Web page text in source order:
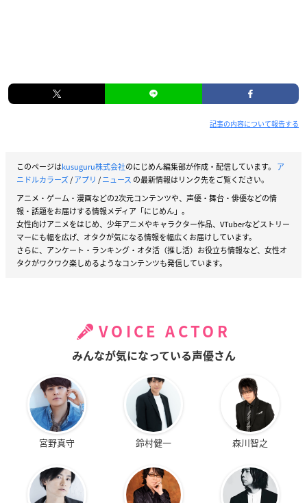
記事の内容について報告する
このページはkusuguru株式会社のにじめん編集部が作成・配信しています。 ア
ニドルカラーズ/アプリ /ニュース の最新情報はリンク先をご覧ください。
アニメ・ゲーム・漫画などの2次元コンテンツや、声優・舞台・俳優などの情
報・話題をお届けする情報メディア「にじめん」。
女性向けアニメをはじめ、少年アニメやキャラクター作品、VTuberなどストリー
マーにも幅を広げ、オタクが気になる情報を幅広くお届けしています。
さらに、アンケート・ランキング・オタ活（推し活）お役立ち情報など、女性オ
タクがワクワク楽しめるようなコンテンツも発信しています。
VOICE ACTOR
みんなが気になっている声優さん
宮野真守 鈴村健一 森川智之